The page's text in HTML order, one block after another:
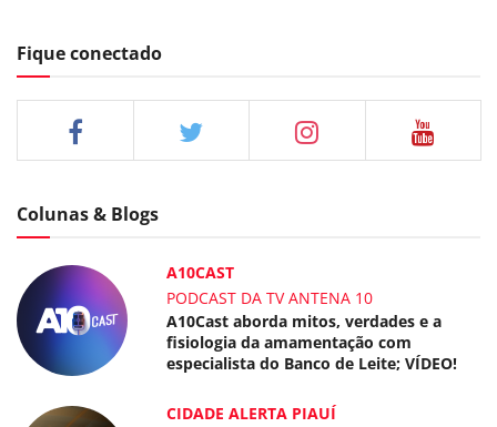
Fique conectado
Colunas & Blogs
A10CAST
PODCAST DA TV ANTENA 10
A10Cast aborda mitos, verdades e a
fisiologia da amamentação com
especialista do Banco de Leite; VÍDEO!
CIDADE ALERTA PIAUÍ